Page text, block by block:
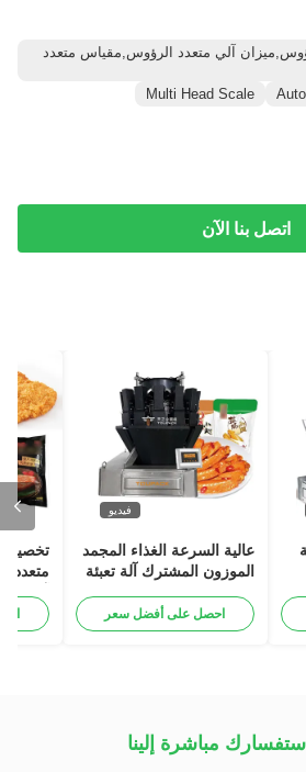
آلي متعدد الرؤوس,مقياس متعدد
Multi Head Scale
اتصل بنا الآن
فيديو
عالية السرعة الغذاء المجمد
الموزون المشترك آلة تعبئة
اللحوم المخطط لها لوحة
المسمار PLC متعدد
الرؤوس
احصل على أفضل سعر
تخصيص
آلة
حزمة
حزمة
مباشرة إلينا